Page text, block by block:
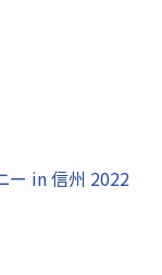
ー in 信州 2022